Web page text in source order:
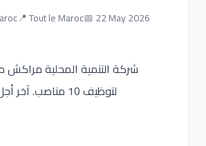
📍 Tout le Maroc📅 22 May 2026
شركة التنمية المحلية مراكش
لتوظيف 10 مناصب. آخر أجل 3 يونيو 2026